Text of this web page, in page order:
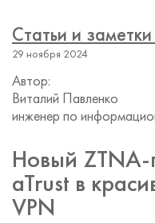
Статьи и
29 ноября 2024
Автор:
Виталий Павленко
инженер по
Новый ZTNA-
aTrust в
VPN